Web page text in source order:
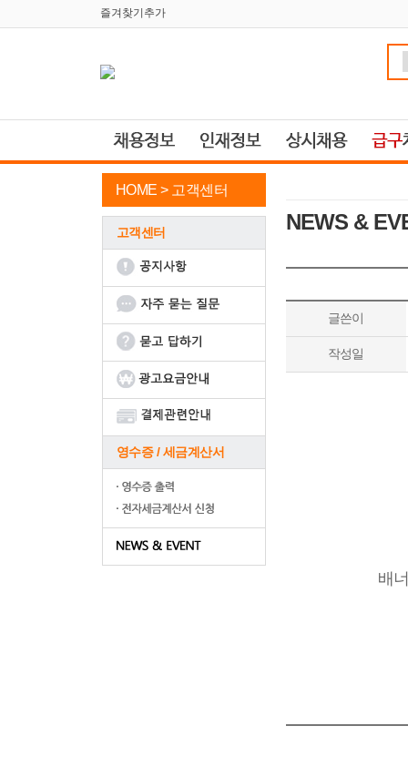
즐겨찾기추가
HOME > 고객센터
고객센터
영수증 / 세금계산서
NEWS &
글쓴이
작성일
배